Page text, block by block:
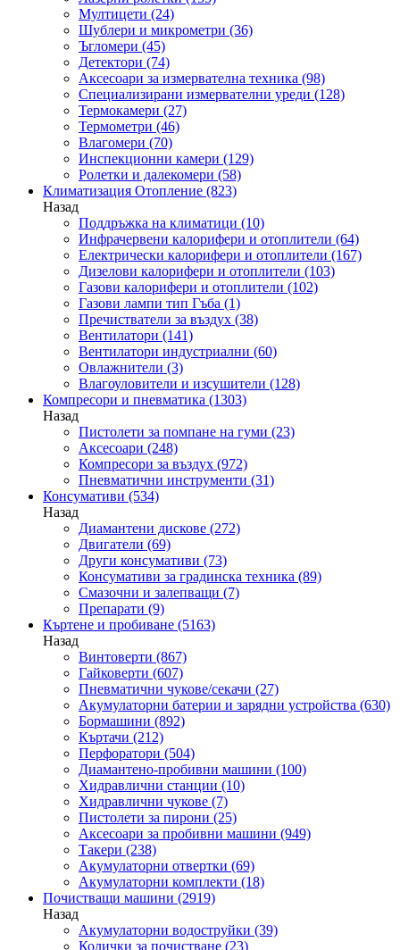
Мултицети (24)
Шублери и микрометри (36)
Ъгломери (45)
Детектори (74)
Аксесоари за измервателна техника (98)
Специализирани измервателни уреди (128)
Термокамери (27)
Термометри (46)
Влагомери (70)
Инспекционни камери (129)
Ролетки и далекомери (58)
Климатизация Отопление (823)
Назад
Поддръжка на климатици (10)
Инфрачервени калорифери и отоплители (64)
Електрически калорифери и отоплители (167)
Дизелови калорифери и отоплители (103)
Газови калорифери и отоплители (102)
Газови лампи тип Гъба (1)
Пречистватели за въздух (38)
Вентилатори (141)
Вентилатори индустриални (60)
Овлажнители (3)
Влагоуловители и изсушители (128)
Компресори и пневматика (1303)
Назад
Пистолети за помпане на гуми (23)
Аксесоари (248)
Компресори за въздух (972)
Пневматични инструменти (31)
Консумативи (534)
Назад
Диамантени дискове (272)
Двигатели (69)
Други консумативи (73)
Консумативи за градинска техника (89)
Смазочни и залепващи (7)
Препарати (9)
Къртене и пробиване (5163)
Назад
Винтоверти (867)
Гайковерти (607)
Пневматични чукове/секачи (27)
Акумулаторни батерии и зарядни устройства (630)
Бормашини (892)
Къртачи (212)
Перфоратори (504)
Диамантено-пробивни машини (100)
Хидравлични станции (10)
Хидравлични чукове (7)
Пистолети за пирони (25)
Аксесоари за пробивни машини (949)
Такери (238)
Акумулаторни отвертки (69)
Акумулаторни комплекти (18)
Почистващи машини (2919)
Назад
Акумулаторни водоструйки (39)
Колички за почистване (23)